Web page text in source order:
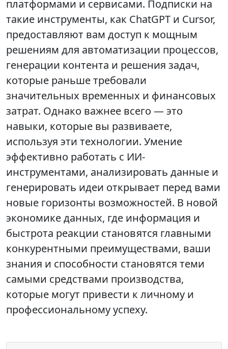
платформами и сервисами. Подписки на
такие инструменты, как ChatGPT и Cursor,
предоставляют вам доступ к мощным
решениям для автоматизации процессов,
генерации контента и решения задач,
которые раньше требовали
значительных временных и финансовых
затрат. Однако важнее всего — это
навыки, которые вы развиваете,
используя эти технологии. Умение
эффективно работать с ИИ-
инструментами, анализировать данные и
генерировать идеи открывает перед вами
новые горизонты возможностей. В новой
экономике данных, где информация и
быстрота реакции становятся главными
конкурентными преимуществами, ваши
знания и способности становятся теми
самыми средствами производства,
которые могут привести к личному и
профессиональному успеху.